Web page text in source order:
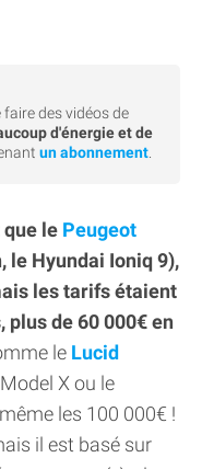
faire des vidéos de
d'énergie et de
un abonnement
le Peugeot
le Hyundai Ioniq 9),
les tarifs étaient
de 60 000€ en
le Lucid
X ou le
les 100 000€ !
il est basé sur